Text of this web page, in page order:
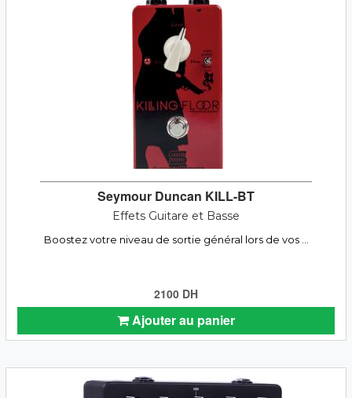
Seymour Duncan KILL-BT
Effets Guitare et Basse
Boostez votre niveau de sortie général lors de vos ...
2100 DH
Ajouter au panier